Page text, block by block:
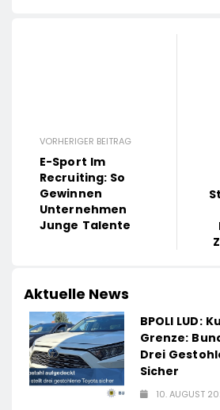
VORHERIGER BEITRAG
E-Sport Im
Recruiting: So
Gewinnen
Unternehmen
Junge Talente
Aktuelle News
BPOLI LUD:
Grenze:
Drei
Sicher
10. AUGUST